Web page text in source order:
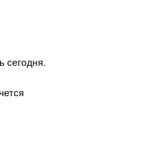
сегодня.